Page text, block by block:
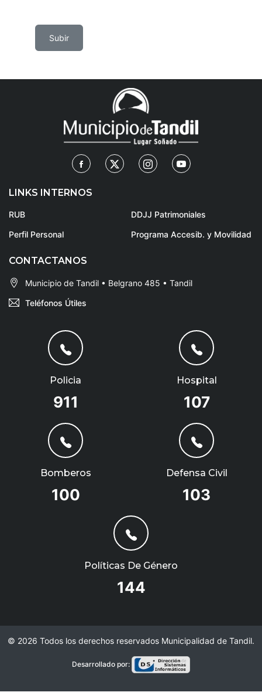
Subir
LINKS INTERNOS
RUB
DDJJ Patrimoniales
Perfil Personal
Programa Accesib. y Movilidad
CONTACTANOS
Municipio de Tandil • Belgrano 485 • Tandil
Teléfonos Útiles
Policia
911
Hospital
107
Bomberos
100
Defensa Civil
103
Políticas De Género
144
© 2026 Todos los derechos reservados Municipalidad de Tandil.
Desarrollado por: